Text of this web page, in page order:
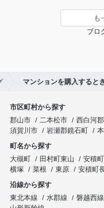
も
ブロ
マンションを購入すると
市区町村から探す
郡山市
二本松市 西白河
須賀川市
岩瀬郡鏡石町
町名から探す
大槻町
田村町東山 安積
横塚
菜根 東原
安積町
沿線から探す
東北本線
水郡線 磐越西線